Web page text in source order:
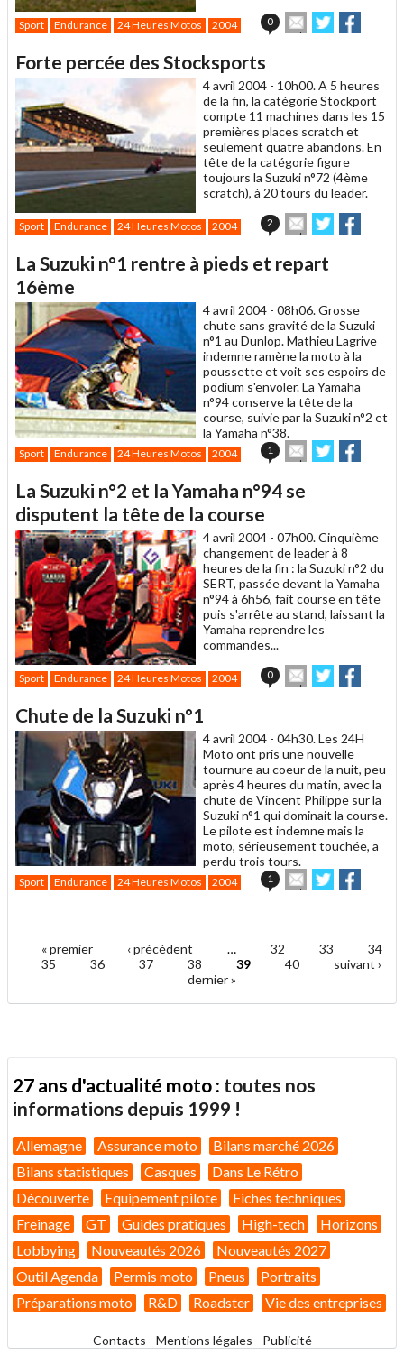
Sport Endurance 24 Heures Motos 2004 0
Envoyer
cet
un
ami
Partager
sur sur
Forte percée des Stocksports
4 avril 2004 - 10h00. A 5 heures
de la fin, la catégorie Stockport
compte 11 machines dans les 15
premières places scratch et
seulement quatre abandons. En
tête de la catégorie figure
toujours la Suzuki n°72 (4ème
scratch), à 20 tours du leader.
Sport Endurance 24 Heures Motos 2004 2
Envoyer
cet
à
Partager
sur sur
La Suzuki n°1 rentre à pieds et repart
16ème
4 avril 2004 - 08h06. Grosse
chute sans gravité de la Suzuki
n°1 au Dunlop. Mathieu Lagrive
indemne ramène la moto à la
poussette et voit ses espoirs de
podium s'envoler. La Yamaha
n°94 conserve la tête de la
course, suivie par la Suzuki n°2 et
la Yamaha n°38.
Sport Endurance 24 Heures Motos 2004 1
Envoyer
cet
à
Partager
sur sur
La Suzuki n°2 et la Yamaha n°94 se
disputent la tête de la course
4 avril 2004 - 07h00. Cinquième
changement de leader à 8
heures de la fin : la Suzuki n°2 du
SERT, passée devant la Yamaha
n°94 à 6h56, fait course en tête
puis s'arrête au stand, laissant la
Yamaha reprendre les
commandes...
Sport Endurance 24 Heures Motos 2004 0
Envoyer
cet
un
ami
Partager
sur sur
Chute de la Suzuki n°1
4 avril 2004 - 04h30. Les 24H
Moto ont pris une nouvelle
tournure au coeur de la nuit, peu
après 4 heures du matin, avec la
chute de Vincent Philippe sur la
Suzuki n°1 qui dominait la course.
Le pilote est indemne mais la
moto, sérieusement touchée, a
perdu trois tours.
Sport Endurance 24 Heures Motos 2004 1
Envoyer
cet
Partager
sur sur
Pages
« premier ‹ précédent … 32 33
34
35
36 37 38 39 40
suivant ›
dernier »
27 ans d'actualité moto : toutes nos
informations depuis 1999 !
Allemagne Assurance moto
Bilans marché 2026
Bilans statistiques
Casques
Dans Le Rétro
Découverte
Equipement pilote
Fiches techniques
Freinage
GT Guides pratiques High-tech
Horizons
Lobbying
Nouveautés 2026
Nouveautés 2027
Outil Agenda
Permis moto Pneus
Portraits
Préparations moto
R&D Roadster Vie des entreprises
Contacts - Mentions légales - Publicité